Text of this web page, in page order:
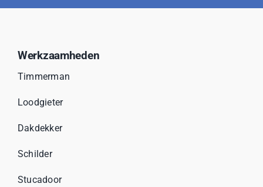
Werkzaamheden
Timmerman
Loodgieter
Dakdekker
Schilder
Stucadoor